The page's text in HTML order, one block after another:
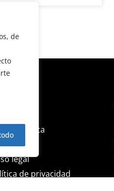
de
Forética
legal
de privacidad